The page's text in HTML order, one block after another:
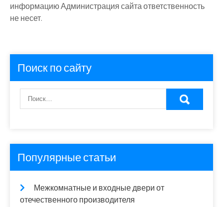
информацию Администрация сайта ответственность
не несет.
Поиск по сайту
Популярные статьи
Межкомнатные и входные двери от
отечественного производителя